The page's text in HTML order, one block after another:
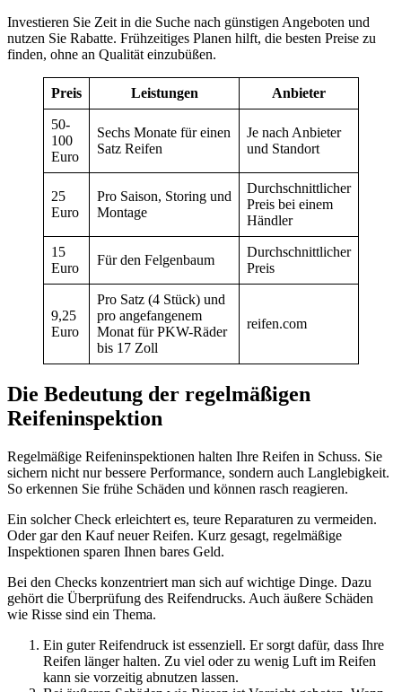
Investieren Sie Zeit in die Suche nach günstigen Angeboten und
nutzen Sie Rabatte. Frühzeitiges Planen hilft, die besten Preise zu
finden, ohne an Qualität einzubüßen.
Preis Leistungen Anbieter
50-
100
Euro
Sechs Monate für einen
Satz Reifen
Je nach Anbieter
und Standort
25
Euro
Pro Saison, Storing und
Montage
Durchschnittlicher
Preis bei einem
Händler
15
Euro
Für den Felgenbaum
Durchschnittlicher
Preis
9,25
Euro
Pro Satz (4 Stück) und
pro angefangenem
Monat für PKW-Räder
bis 17 Zoll
reifen.com
Die Bedeutung der regelmäßigen
Reifeninspektion
Regelmäßige Reifeninspektionen halten Ihre Reifen in Schuss. Sie
sichern nicht nur bessere Performance, sondern auch Langlebigkeit.
So erkennen Sie frühe Schäden und können rasch reagieren.
Ein solcher Check erleichtert es, teure Reparaturen zu vermeiden.
Oder gar den Kauf neuer Reifen. Kurz gesagt, regelmäßige
Inspektionen sparen Ihnen bares Geld.
Bei den Checks konzentriert man sich auf wichtige Dinge. Dazu
gehört die Überprüfung des Reifendrucks. Auch äußere Schäden
wie Risse sind ein Thema.
Ein guter Reifendruck ist essenziell. Er sorgt dafür, dass Ihre
Reifen länger halten. Zu viel oder zu wenig Luft im Reifen
kann sie vorzeitig abnutzen lassen.